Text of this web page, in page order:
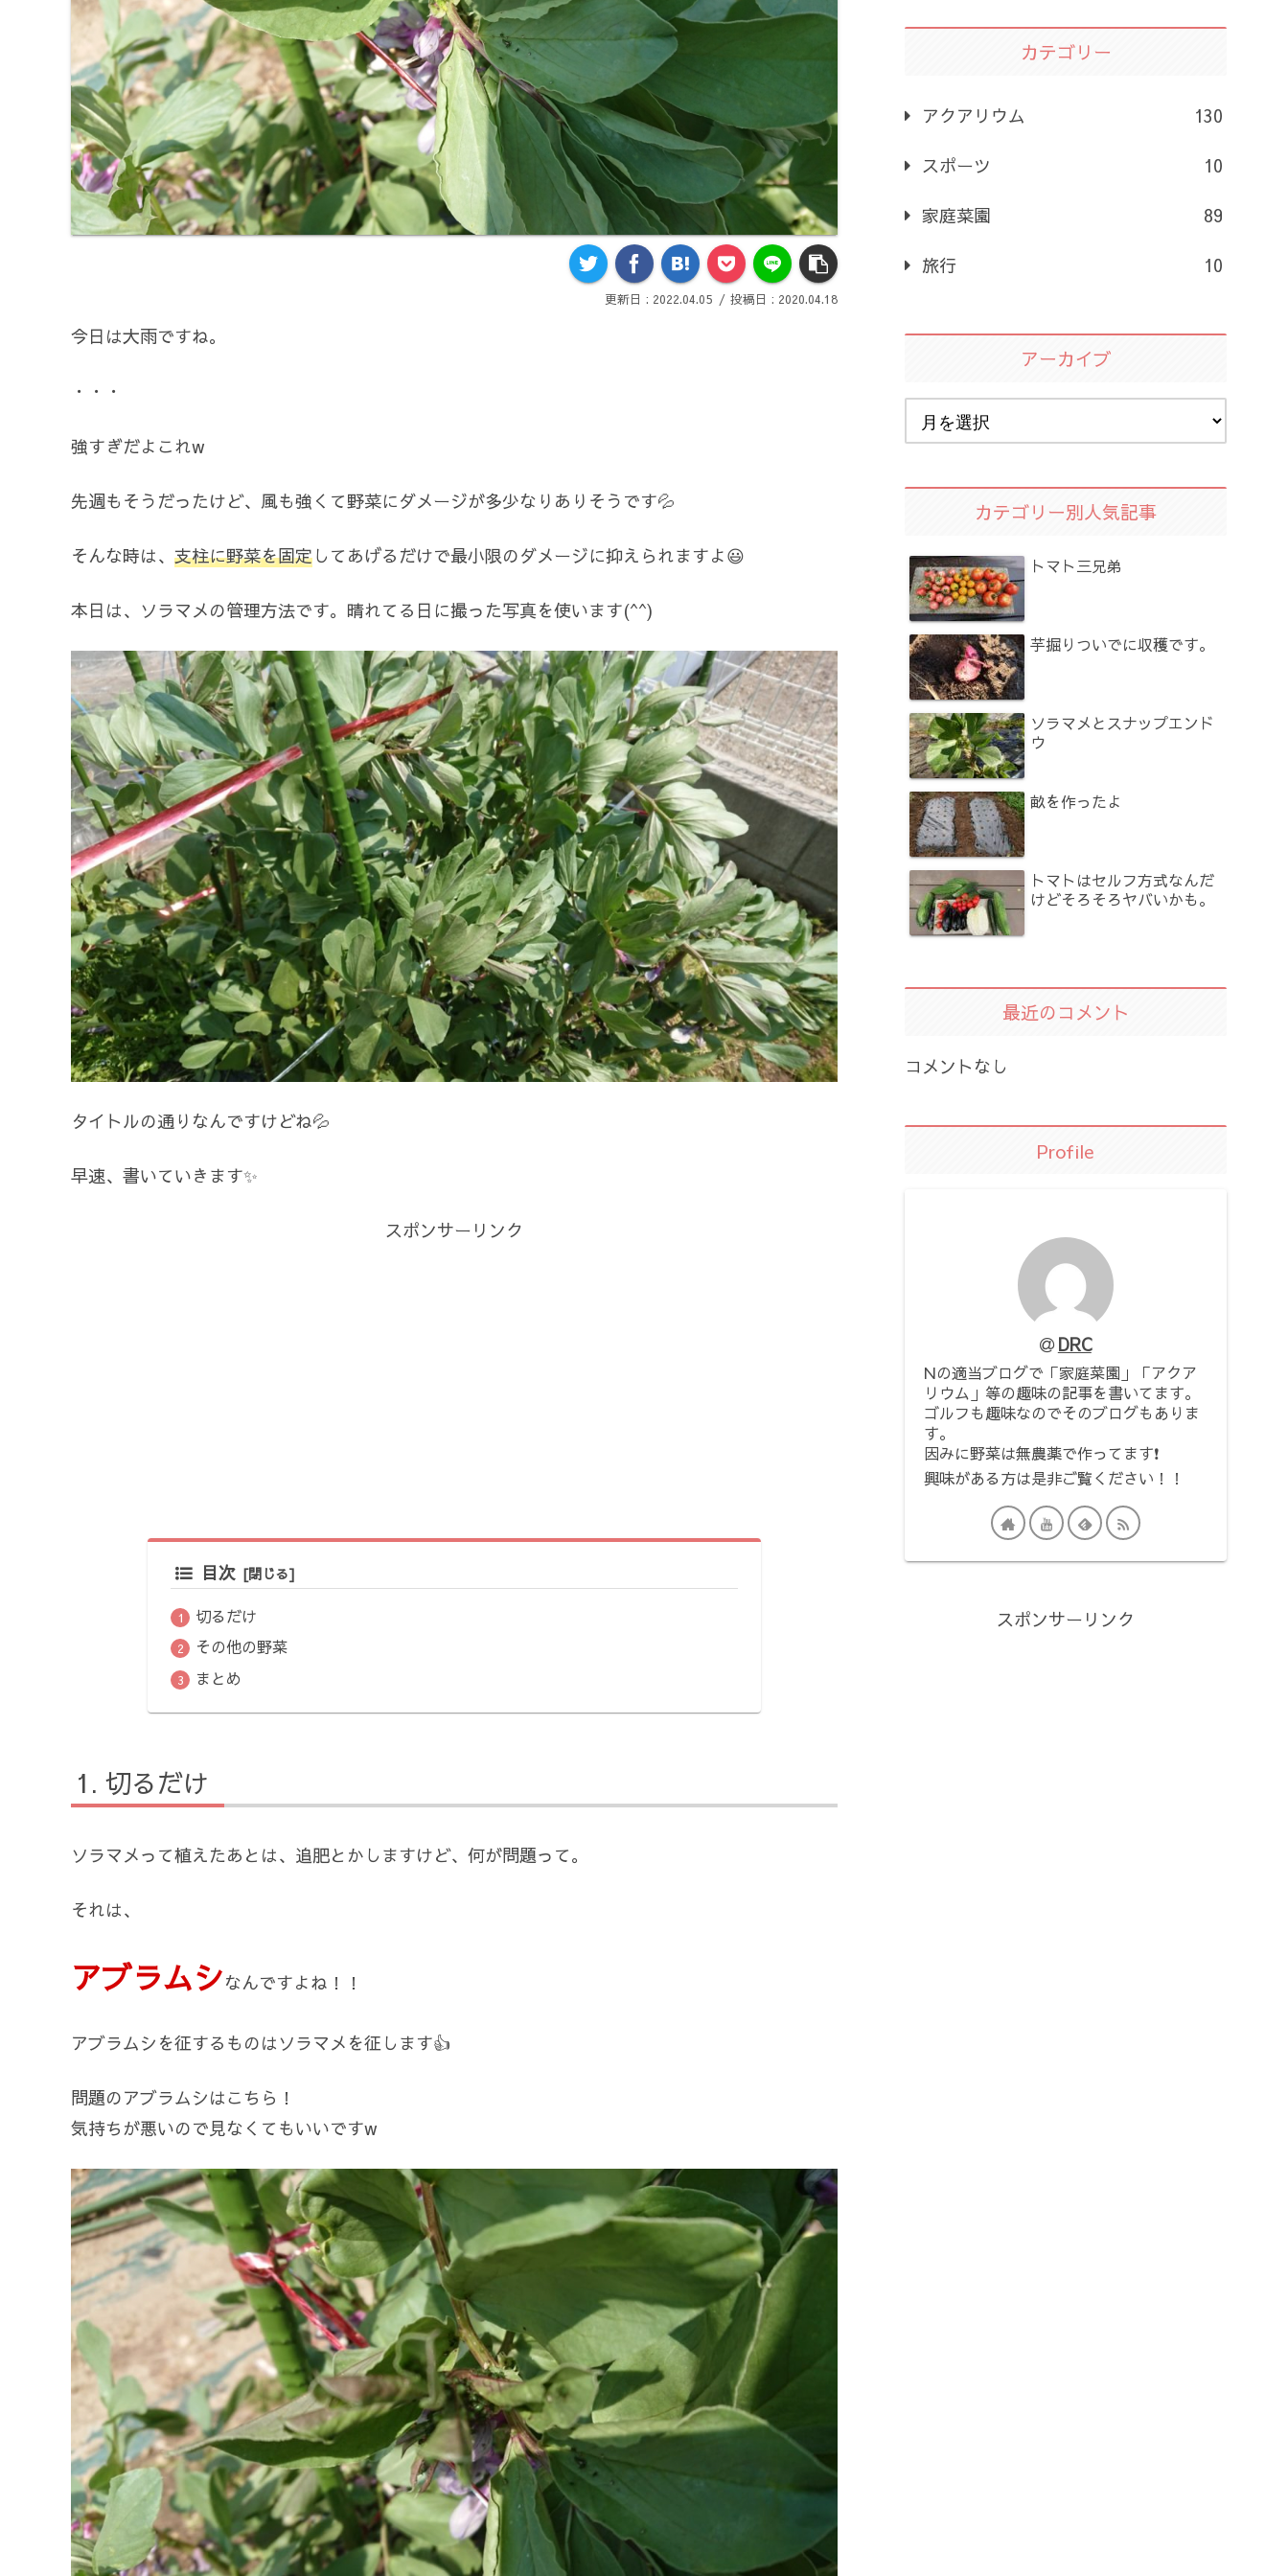
2022.04.05 2020.04.18
今日は大雨ですね。
・・・
強すぎだよこれw
先週もそうだったけど、風も強くて野菜にダメージが多少なりありそうです💦
そんな時は、 支柱に野菜を固定してあげるだけで最小限のダメージに抑えられますよ😃
本日は、ソラマメの管理方法です。晴れてる日に撮った写真を使います(^^)
タイトルの通りなんですけどね💦
早速、書いていきます✨
スポンサーリンク
目次
切るだけ
その他の野菜
まとめ
切るだけ
ソラマメって植えたあとは、追肥とかしますけど、何が問題って。
それは、
アブラムシなんですよね！！
アブラムシを征するものはソラマメを征します👍
問題のアブラムシはこちら！
気持ちが悪いので見なくてもいいですw
カテゴリー
アクアリウム 130
スポーツ 10
家庭菜園 89
旅行 10
アーカイブ
カテゴリー別人気記事
トマト三兄弟
芋掘りついでに収穫です。
ソラマメとスナップエンド
ウ
畝を作ったよ
トマトはセルフ方式なんだ
けどそろそろヤバいかも。
最近のコメント
コメントなし
Profile
DRC
Nの適当ブログで「家庭菜園」「アクア
リウム」等の趣味の記事を書いてます。
ゴルフも趣味なのでそのブログもありま
す。
因みに野菜は無農薬で作ってます❗
興味がある方は是非ご覧ください！！
スポンサーリンク